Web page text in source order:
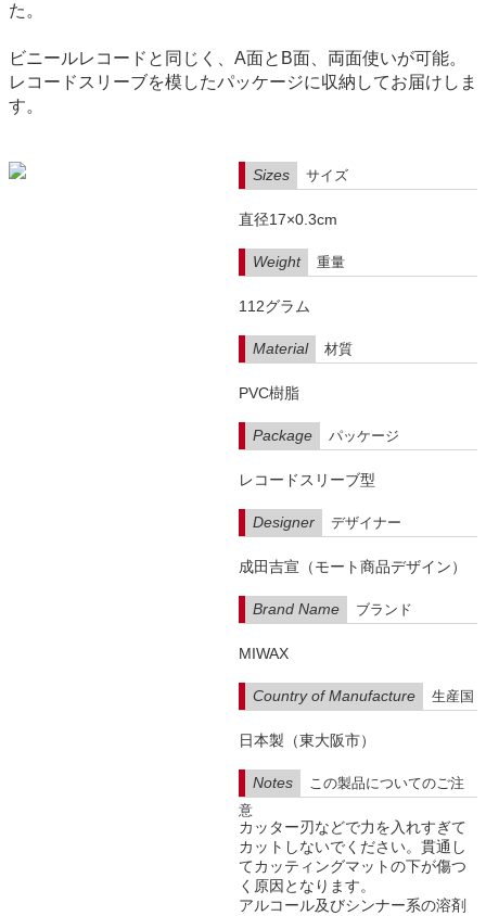
た。
ビニールレコードと同じく、A面とB面、両面使いが可能。
レコードスリーブを模したパッケージに収納してお届けしま
す。
Sizes サイズ
直径17×0.3cm
Weight 重量
112グラム
Material 材質
PVC樹脂
Package パッケージ
レコードスリーブ型
Designer デザイナー
成田吉宣（モート商品デザイン）
Brand Name ブランド
MIWAX
Country of Manufacture 生産国
日本製（東大阪市）
Notes
この製品についてのご注
意
カッター刃などで力を入れすぎて
カットしないでください。貫通し
てカッティングマットの下が傷つ
く原因となります。
アルコール及びシンナー系の溶剤